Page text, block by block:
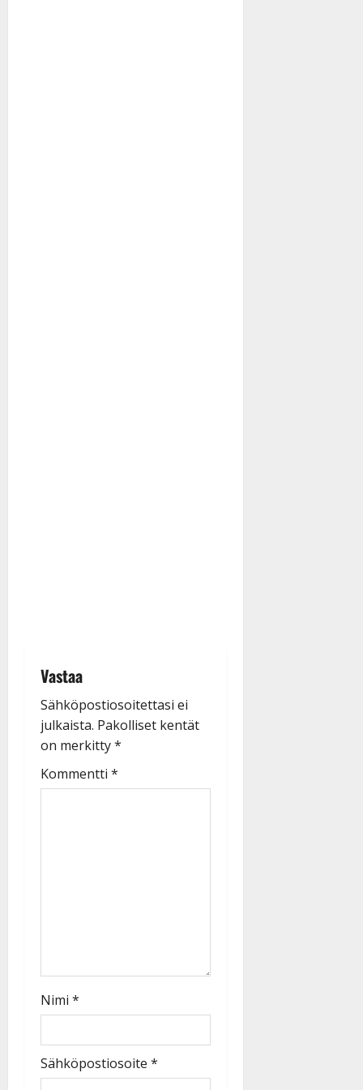
Vastaa
Sähköpostiosoitettasi ei
julkaista. Pakolliset kentät
on merkitty*
Kommentti *
Nimi *
Sähköpostiosoite *